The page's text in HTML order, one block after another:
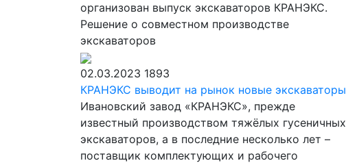
организован выпуск экскаваторов КРАНЭКС.
Решение о совместном производстве
экскаваторов
02.03.2023 1893
КРАНЭКС выводит на рынок новые экскаваторы
Ивановский завод «КРАНЭКС», прежде
известный производством тяжёлых гусеничных
экскаваторов, а в последние несколько лет –
поставщик комплектующих и рабочего